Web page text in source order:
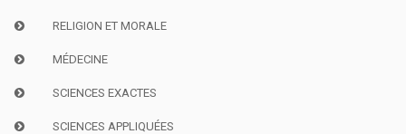
RELIGION ET MORALE
MÉDECINE
SCIENCES EXACTES
SCIENCES APPLIQUÉES